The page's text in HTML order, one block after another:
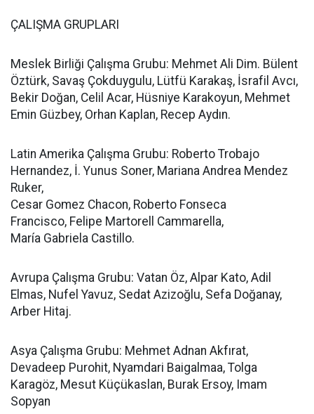
ÇALIŞMA GRUPLARI
Meslek Birliği Çalışma Grubu: Mehmet Ali Dim. Bülent
Öztürk, Savaş Çokduygulu, Lütfü Karakaş, İsrafil Avcı,
Bekir Doğan, Celil Acar, Hüsniye Karakoyun, Mehmet
Emin Güzbey, Orhan Kaplan, Recep Aydın.
Latin Amerika Çalışma Grubu: Roberto Trobajo
Hernandez, İ. Yunus Soner, Mariana Andrea Mendez
Ruker,
Cesar Gomez Chacon, Roberto Fonseca
Francisco, Felipe Martorell Cammarella,
María Gabriela Castillo.
Avrupa Çalışma Grubu: Vatan Öz, Alpar Kato, Adil
Elmas, Nufel Yavuz, Sedat Azizoğlu, Sefa Doğanay,
Arber Hitaj.
Asya Çalışma Grubu: Mehmet Adnan Akfırat,
Devadeep Purohit, Nyamdari Baigalmaa, Tolga
Karagöz, Mesut Küçükaslan, Burak Ersoy, Imam
Sopyan